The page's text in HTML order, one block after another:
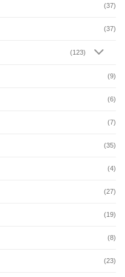
(37)
(37)
(123)
(9)
(6)
(7)
(35)
(4)
(27)
(19)
(8)
(23)